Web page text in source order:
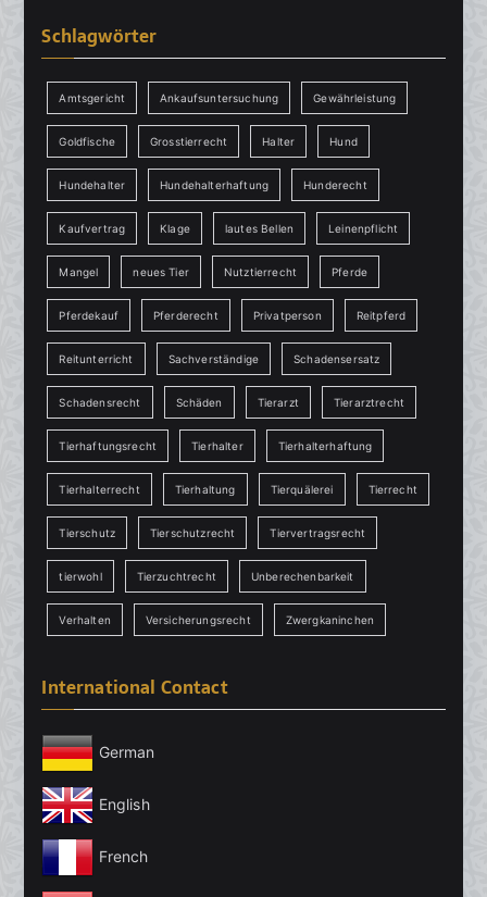
Schlagwörter
Amtsgericht Ankaufsuntersuchung Gewährleistung
Goldfische Grosstierrecht Halter Hund
Hundehalter Hundehalterhaftung Hunderecht
Kaufvertrag Klage lautes Bellen Leinenpflicht
Mangel neues Tier Nutztierrecht Pferde
Pferdekauf Pferderecht Privatperson Reitpferd
Reitunterricht Sachverständige Schadensersatz
Schadensrecht Schäden Tierarzt Tierarztrecht
Tierhaftungsrecht Tierhalter Tierhalterhaftung
Tierhalterrecht Tierhaltung Tierquälerei Tierrecht
Tierschutz Tierschutzrecht Tiervertragsrecht
tierwohl Tierzuchtrecht Unberechenbarkeit
Verhalten Versicherungsrecht Zwergkaninchen
International Contact
German
English
French